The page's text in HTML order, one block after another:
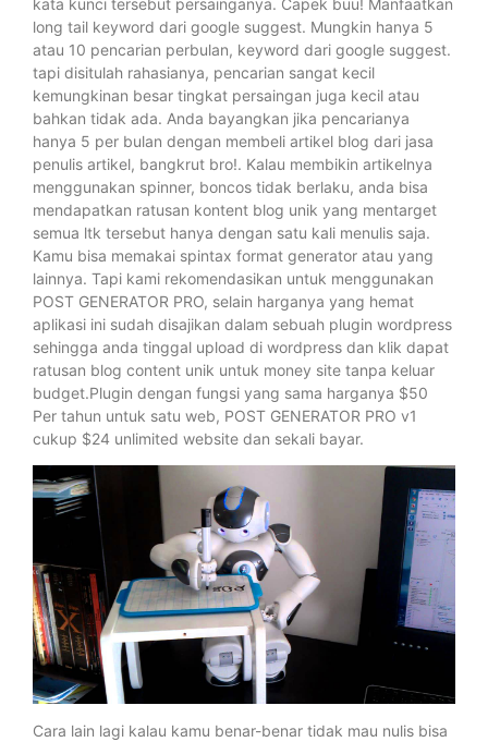
kata kunci tersebut persainganya. Capek buu! Manfaatkan
long tail keyword dari google suggest. Mungkin hanya 5
atau 10 pencarian perbulan, keyword dari google suggest.
tapi disitulah rahasianya, pencarian sangat kecil
kemungkinan besar tingkat persaingan juga kecil atau
bahkan tidak ada. Anda bayangkan jika pencarianya
hanya 5 per bulan dengan membeli artikel blog dari jasa
penulis artikel, bangkrut bro!. Kalau membikin artikelnya
menggunakan spinner, boncos tidak berlaku, anda bisa
mendapatkan ratusan kontent blog unik yang mentarget
semua ltk tersebut hanya dengan satu kali menulis saja.
Kamu bisa memakai spintax format generator atau yang
lainnya. Tapi kami rekomendasikan untuk menggunakan
POST GENERATOR PRO, selain harganya yang hemat
aplikasi ini sudah disajikan dalam sebuah plugin wordpress
sehingga anda tinggal upload di wordpress dan klik dapat
ratusan blog content unik untuk money site tanpa keluar
budget.Plugin dengan fungsi yang sama harganya $50
Per tahun untuk satu web, POST GENERATOR PRO v1
cukup $24 unlimited website dan sekali bayar.
Cara lain lagi kalau kamu benar-benar tidak mau nulis bisa